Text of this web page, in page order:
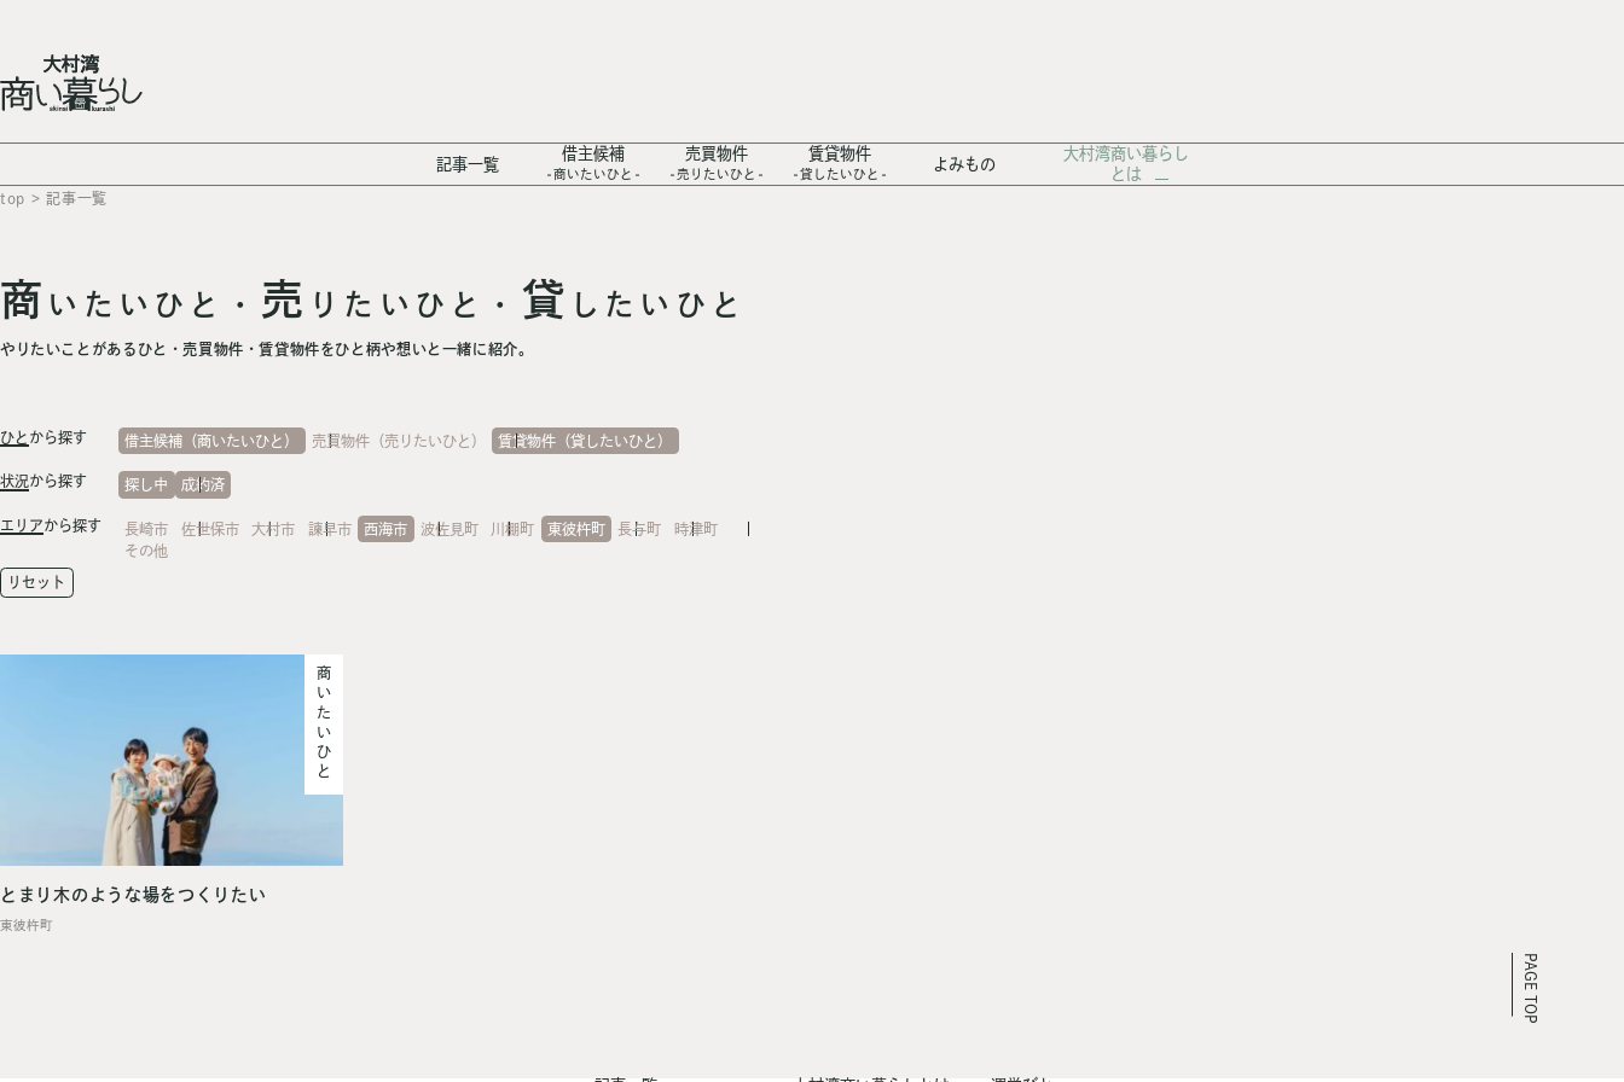
記事一覧
借主候補
商いたいひと
売買物件
売りたいひと
賃貸物件
貸したいひと
よみもの
大村湾商い暮らし
とは
top > 記事一覧
商 いたいひと・ 売 りたいひと・ 貸 したいひと
やりたいことがあるひと・売買物件・賃貸物件をひと柄や想いと一緒に紹介。
ひと から探す 借主候補（商いたいひと） 売買物件（売りたいひと） 賃貸物件（貸したいひと）
状況から探す 探し中 成約済
エリアから探す 長崎市 佐世保市 大村市 諫早市 西海市 波佐見町 川棚町 東彼杵町 長与町
時津町
その他
リセット
商いたいひと
とまり木のような場をつくりたい
東彼杵町
PAGE TOP